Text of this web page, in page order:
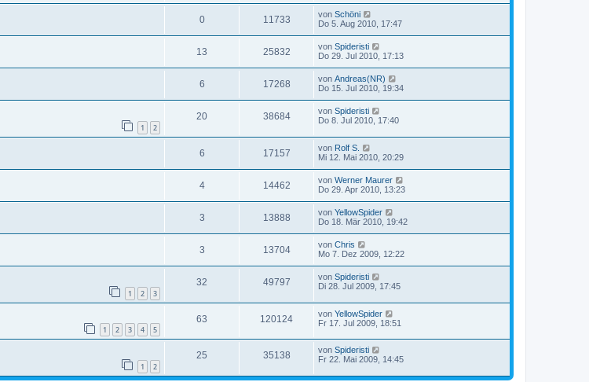
0 11733 von Schöni
Do 5. Aug 2010, 17:47
13 25832 von Spideristi
Do 29. Jul 2010, 17:13
6 17268 von Andreas(NR)
Do 15. Jul 2010, 19:34
1 2
20 38684 von Spideristi
Do 8. Jul 2010, 17:40
6 17157 von Rolf S.
Mi 12. Mai 2010, 20:29
4 14462 von Werner Maurer
Do 29. Apr 2010, 13:23
3 13888 von YellowSpider
Do 18. Mär 2010, 19:42
3 13704 von Chris
Mo 7. Dez 2009, 12:22
1 2 3
32 49797 von Spideristi
Di 28. Jul 2009, 17:45
1 2 3 4 5
63 120124 von YellowSpider
Fr 17. Jul 2009, 18:51
1 2
25 35138 von Spideristi
Fr 22. Mai 2009, 14:45